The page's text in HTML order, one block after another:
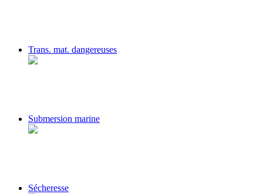
Trans. mat. dangereuses
Submersion marine
Sécheresse